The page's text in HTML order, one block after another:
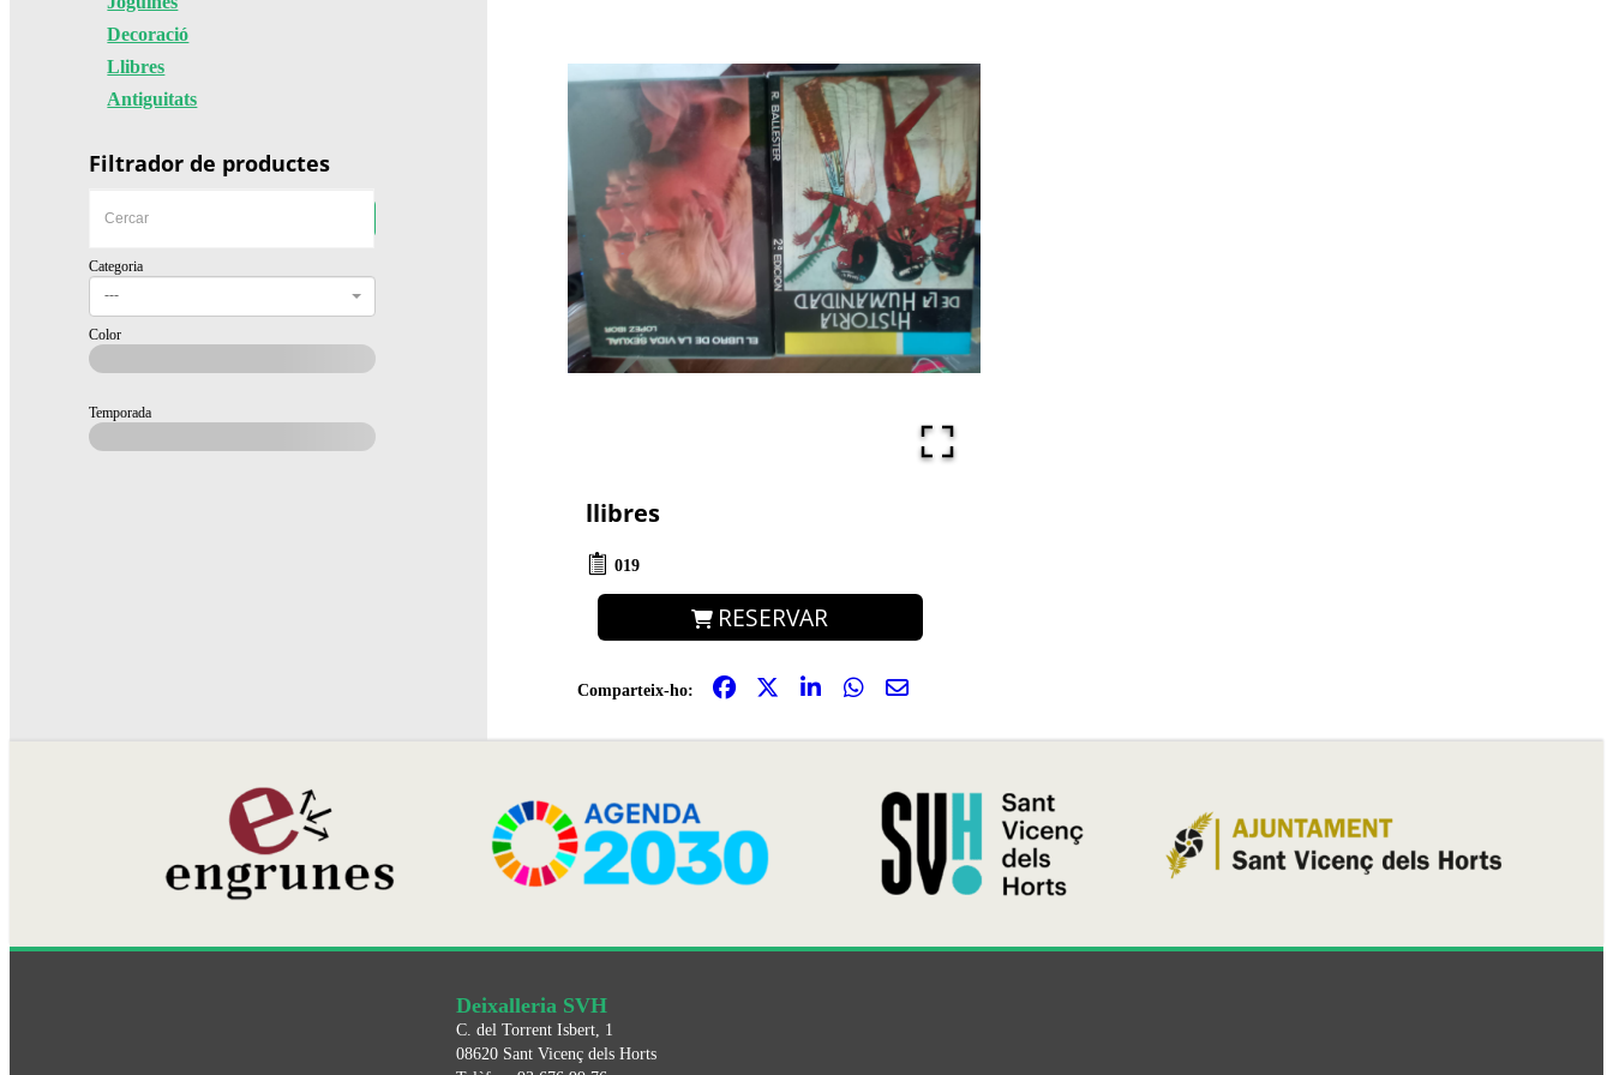
Decoració
Llibres
Antiguitats
Filtrador de productes
Categoria
---
Color
Temporada
llibres
019
RESERVAR
Comparteix-ho:
Deixalleria SVH
C. del Torrent Isbert, 1
08620 Sant Vicenç dels Horts